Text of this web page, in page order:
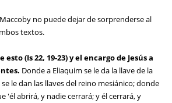
no puede dejar de sorprenderse al
textos.
(Is 22, 19-23) y el encargo de Jesús a
Donde a Eliaquim se le da la llave de la
le dan las llaves del reino mesiánico; donde
'él abrirá, y nadie cerrará; y él cerrará, y